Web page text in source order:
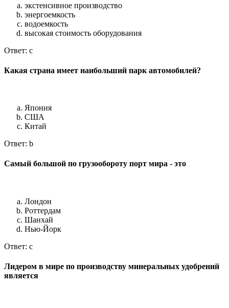
экстенсивное производство
энергоемкость
водоемкость
высокая стоимость оборудования
Ответ: c
Какая страна имеет наибольший парк автомобилей?
Япония
США
Китай
Ответ: b
Самый большой по грузообороту порт мира - это
Лондон
Роттердам
Шанхай
Нью-Йорк
Ответ: c
Лидером в мире по производству минеральных удобрений
является